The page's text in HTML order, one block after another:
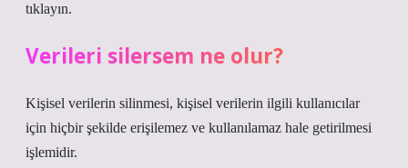
tıklayın.
Verileri silersem ne olur?
Kişisel verilerin silinmesi, kişisel verilerin ilgili kullanıcılar
için hiçbir şekilde erişilemez ve kullanılamaz hale getirilmesi
işlemidir.